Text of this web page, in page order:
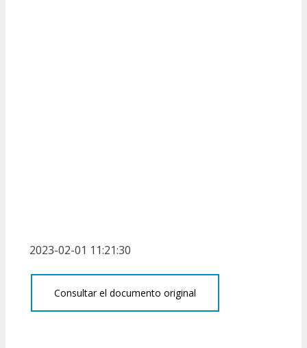
2023-02-01 11:21:30
Consultar el documento original